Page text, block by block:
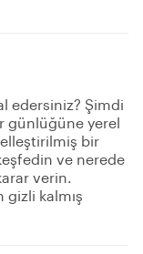
edersiniz? Şimdi
günlüğüne yerel
bir
ve nerede
verin.
kalmış